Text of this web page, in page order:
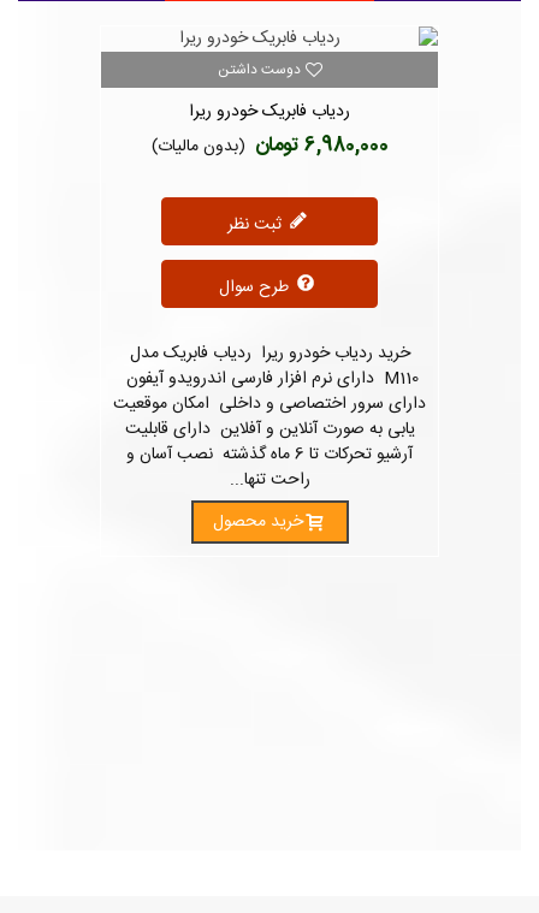
دوست داشتن
ردیاب فابریک خودرو ریرا
6,980,000 تومان (بدون مالیات)
ثبت نظر
خرید ردیاب خودرو ریرا ردیاب فابریک مدل
M110 دارای نرم افزار فارسی اندرویدو آیفون
دارای سرور اختصاصی و داخلی امکان موقعیت
یابی به صورت آنلاین و آفلاین دارای قابلیت
آرشیو تحرکات تا 6 ماه گذشته نصب آسان و
راحت تنها...
خرید محصول